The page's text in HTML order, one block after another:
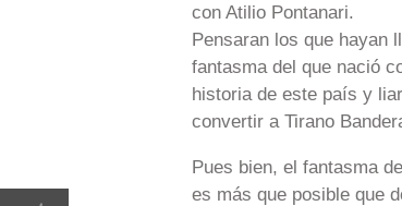
con Atilio Pontanari.
Pensaran los que hayan
fantasma del que nació
historia de este país y
convertir a Tirano
Pues bien, el fantasma
es más que posible que